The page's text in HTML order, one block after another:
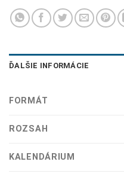
ĎALŠIE INFORMÁCIE
FORMÁT
ROZSAH
KALENDÁRIUM